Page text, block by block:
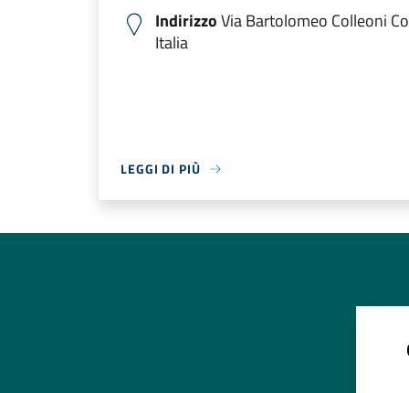
IndirizzoVia Bartolomeo Colleoni
Italia
LEGGI DI PIÙ